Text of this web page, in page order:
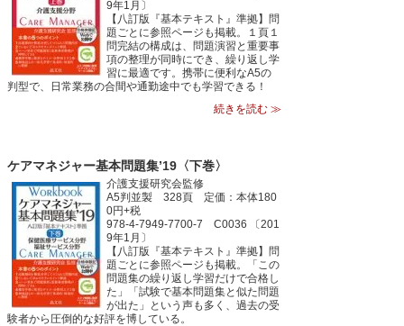
9年1月〕
【八訂版『基本テキスト』準拠】問
題ごとに参照ページも掲載。１頁１
問完結の構成は、問題演習と重要事
項の整理が同時にでき、繰り返し学
習に最適です。携帯に便利なA5の
判型で、日常業務の合間や通勤途中でも学習できる！
続きを読む ≫
ケアマネジャー基本問題集’19〈下巻〉
介護支援研究会監修
A5判並製 328頁 定価：本体180
0円+税
978-4-7949-7700-7 C0036 〔201
9年1月〕
【八訂版『基本テキスト』準拠】問
題ごとに参照ページも掲載。「この
問題集の繰り返し学習だけで合格し
た」「試験で基本問題集と似た問題
が出た」という声も多く、過去の受
験者から圧倒的な好評を博している。